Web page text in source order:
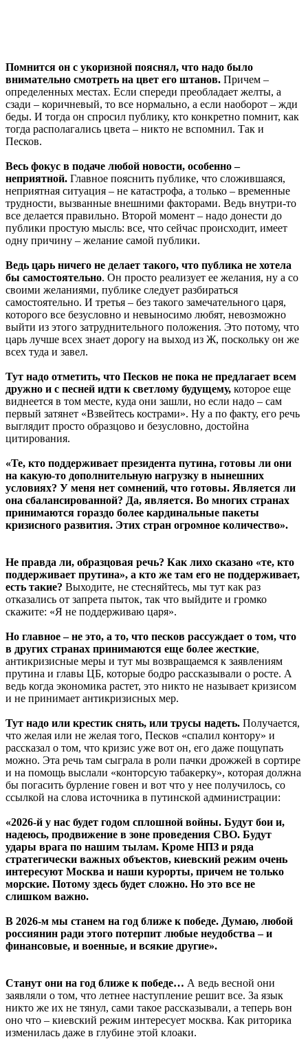
Помнится он с укоризной пояснял, что надо было
внимательно смотреть на цвет его штанов. Причем –
определенных местах. Если спереди преобладает желты, а
сзади – коричневый, то все нормально, а если наоборот – жди
беды. И тогда он спросил публику, кто конкретно помнит, как
тогда располагались цвета – никто не вспомнил. Так и
Песков.
Весь фокус в подаче любой новости, особенно –
неприятной. Главное пояснить публике, что сложившаяся,
неприятная ситуация – не катастрофа, а только – временные
трудности, вызванные внешними факторами. Ведь внутри-то
все делается правильно. Второй момент – надо донести до
публики простую мысль: все, что сейчас происходит, имеет
одну причину – желание самой публики.
Ведь царь ничего не делает такого, что публика не хотела
бы самостоятельно. Он просто реализует ее желания, ну а со
своими желаниями, публике следует разбираться
самостоятельно. И третья – без такого замечательного царя,
которого все безусловно и невыносимо любят, невозможно
выйти из этого затруднительного положения. Это потому, что
царь лучше всех знает дорогу на выход из Ж, поскольку он же
всех туда и завел.
Тут надо отметить, что Песков не пока не предлагает всем
дружно и с песней идти к светлому будущему, которое еще
виднеется в том месте, куда они зашли, но если надо – сам
первый затянет «Взвейтесь кострами». Ну а по факту, его речь
выглядит просто образцово и безусловно, достойна
цитирования.
«Те, кто поддерживает президента путина, готовы ли они
на какую-то дополнительную нагрузку в нынешних
условиях? У меня нет сомнений, что готовы. Является ли
она сбалансированной? Да, является. Во многих странах
принимаются гораздо более кардинальные пакеты
кризисного развития. Этих стран огромное количество».
Не правда ли, образцовая речь? Как лихо сказано «те, кто
поддерживает прутина», а кто же там его не поддерживает,
есть такие? Выходите, не стесняйтесь, мы тут как раз
отказались от запрета пыток, так что выйдите и громко
скажите: «Я не поддерживаю царя».
Но главное – не это, а то, что песков рассуждает о том, что
в других странах принимаются еще более жесткие,
антикризисные меры и тут мы возвращаемся к заявлениям
прутина и главы ЦБ, которые бодро рассказывали о росте. А
ведь когда экономика растет, это никто не называет кризисом
и не принимает антикризисных мер.
Тут надо или крестик снять, или трусы надеть. Получается,
что желая или не желая того, Песков «спалил контору» и
рассказал о том, что кризис уже вот он, его даже пощупать
можно. Эта речь там сыграла в роли пачки дрожжей в сортире
и на помощь выслали «конторсую табакерку», которая должна
бы погасить бурление говен и вот что у нее получилось, со
ссылкой на слова источника в путинской администрации:
«2026-й у нас будет годом сплошной войны. Будут бои и,
надеюсь, продвижение в зоне проведения СВО. Будут
удары врага по нашим тылам. Кроме НПЗ и ряда
стратегически важных объектов, киевский режим очень
интересуют Москва и наши курорты, причем не только
морские. Потому здесь будет сложно. Но это все не
слишком важно.
В 2026-м мы станем на год ближе к победе. Думаю, любой
россиянин ради этого потерпит любые неудобства – и
финансовые, и военные, и всякие другие».
Станут они на год ближе к победе… А ведь весной они
заявляли о том, что летнее наступление решит все. За язык
никто же их не тянул, сами такое рассказывали, а теперь вон
оно что – киевский режим интересует москва. Как риторика
изменилась даже в глубине этой клоаки.